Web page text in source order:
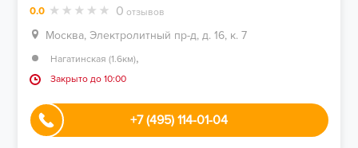
0.0 0 отзывов
Москва, Электролитный пр-д, д. 16, к. 7
Нагатинская (1.6км),
Закрыто до 10:00
+7 (495) 114-01-04